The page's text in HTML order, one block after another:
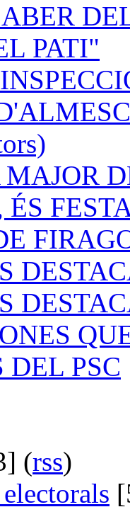
PATI"
MAJOR
DEL PSC
(rss)